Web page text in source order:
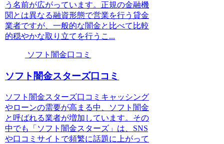
う名前が広がっています。正規の金融機
関とは異なる融資形態で営業を行う貸金
業者ですが、一般的な闇金と比べて比較
的穏やかな取り立てを行うこ...
ソフト闇金口コミ
ソフト闇金スターズ口コミ
ソフト闇金スターズ口コミキャッシング
やローンの需要が高まる中、ソフト闇金
と呼ばれる業者が増加しています。その
中でも「ソフト闇金スターズ」は、SNS
や口コミサイトで頻繁に話題に上がって